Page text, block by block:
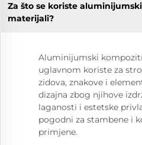
Za što se koriste
materijali?
Aluminijumski
uglavnom koriste za
zidova, znakove i
dizajna zbog njihove
laganosti i estetske
pogodni za stambene i
primjene.